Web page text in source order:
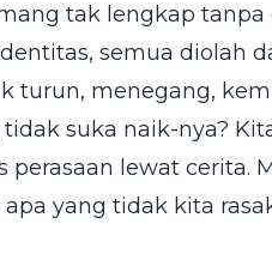
tak lengkap tanpa
semua diolah
turun, menegang,
tidak suka naik-nya?
perasaan lewat
apa yang tidak kita